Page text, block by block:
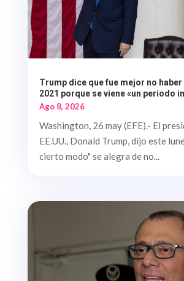
Trump dice que fue mejor no haber
2021 porque se viene «un periodo
Ago 8, 2026
Washington, 26 may (EFE).- El
EE.UU., Donald Trump, dijo este
cierto modo" se alegra de no...